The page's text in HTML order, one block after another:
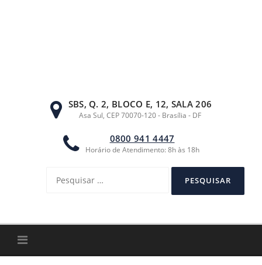
SBS, Q. 2, BLOCO E, 12, SALA 206
Asa Sul, CEP 70070-120 - Brasília - DF
0800 941 4447
Horário de Atendimento: 8h às 18h
por: